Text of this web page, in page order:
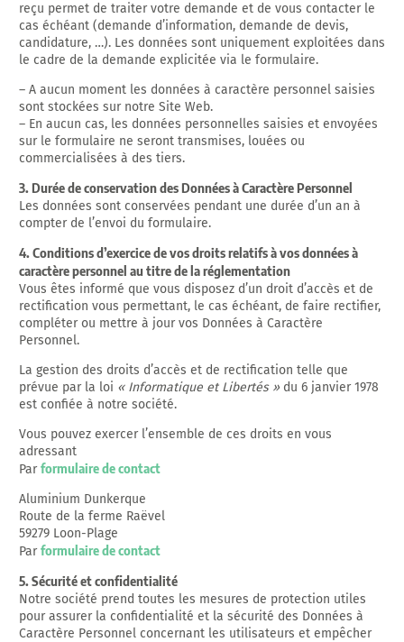
reçu permet de traiter votre demande et de vous contacter le
cas échéant (demande d’information, demande de devis,
candidature, …). Les données sont uniquement exploitées dans
le cadre de la demande explicitée via le formulaire.
– A aucun moment les données à caractère personnel saisies
sont stockées sur notre Site Web.
– En aucun cas, les données personnelles saisies et envoyées
sur le formulaire ne seront transmises, louées ou
commercialisées à des tiers.
3. Durée de conservation des Données à Caractère Personnel
Les données sont conservées pendant une durée d’un an à
compter de l’envoi du formulaire.
4. Conditions d’exercice de vos droits relatifs à vos données à
caractère personnel au titre de la réglementation
Vous êtes informé que vous disposez d’un droit d’accès et de
rectification vous permettant, le cas échéant, de faire rectifier,
compléter ou mettre à jour vos Données à Caractère
Personnel.
La gestion des droits d’accès et de rectification telle que
prévue par la loi « Informatique et Libertés »du 6 janvier 1978
est confiée à notre société.
Vous pouvez exercer l’ensemble de ces droits en vous
adressant
Parformulaire de contact
Aluminium Dunkerque
Route de la ferme Raëvel
59279 Loon-Plage
Parformulaire de contact
5. Sécurité et confidentialité
Notre société prend toutes les mesures de protection utiles
pour assurer la confidentialité et la sécurité des Données à
Caractère Personnel concernant les utilisateurs et empêcher